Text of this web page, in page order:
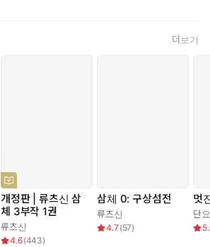
더보기
개정판 | 류츠신 삼
체 3부작 1권
류츠신
4.6(443)
삼체 0: 구상섬전
류츠신
4.7 (57)
멋
단요